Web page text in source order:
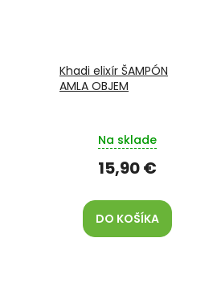
Khadi elixír ŠAMPÓN
AMLA OBJEM
Na sklade
15,90 €
DO KOŠÍKA